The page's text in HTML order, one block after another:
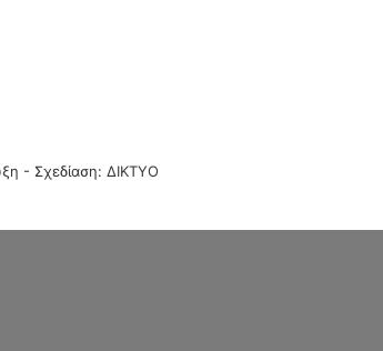
- Σχεδίαση: ΔΙΚΤΥΟ